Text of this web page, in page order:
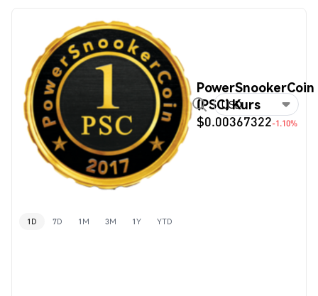
PowerSnookerCoin
(PSC) Kurs
$0.00367322-1.10%
USD
1D 7D 1M 3M 1Y YTD